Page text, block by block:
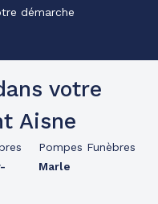
démarche
votre
Aisne
Pompes Funèbres
Marle